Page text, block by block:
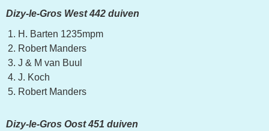
Dizy-le-Gros West 442 duiven
H. Barten 1235mpm
Robert Manders
J & M van Buul
J. Koch
Robert Manders
Dizy-le-Gros Oost 451 duiven